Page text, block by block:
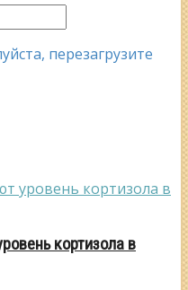
перезагрузите
кортизола в